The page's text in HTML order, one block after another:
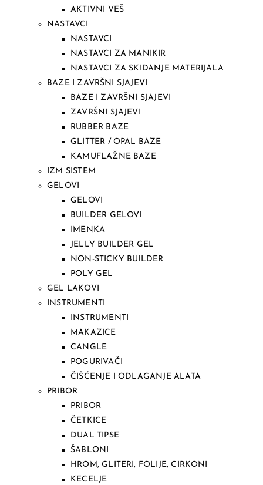
AKTIVNI VEŠ
NASTAVCI
NASTAVCI
NASTAVCI ZA MANIKIR
NASTAVCI ZA SKIDANJE MATERIJALA
BAZE I ZAVRŠNI SJAJEVI
BAZE I ZAVRŠNI SJAJEVI
ZAVRŠNI SJAJEVI
RUBBER BAZE
GLITTER / OPAL BAZE
KAMUFLAŽNE BAZE
IZM SISTEM
GELOVI
GELOVI
BUILDER GELOVI
IMENKA
JELLY BUILDER GEL
NON-STICKY BUILDER
POLY GEL
GEL LAKOVI
INSTRUMENTI
INSTRUMENTI
MAKAZICE
CANGLE
POGURIVAČI
ČIŠĆENJE I ODLAGANJE ALATA
PRIBOR
PRIBOR
ČETKICE
DUAL TIPSE
ŠABLONI
HROM, GLITERI, FOLIJE, CIRKONI
KECELJE